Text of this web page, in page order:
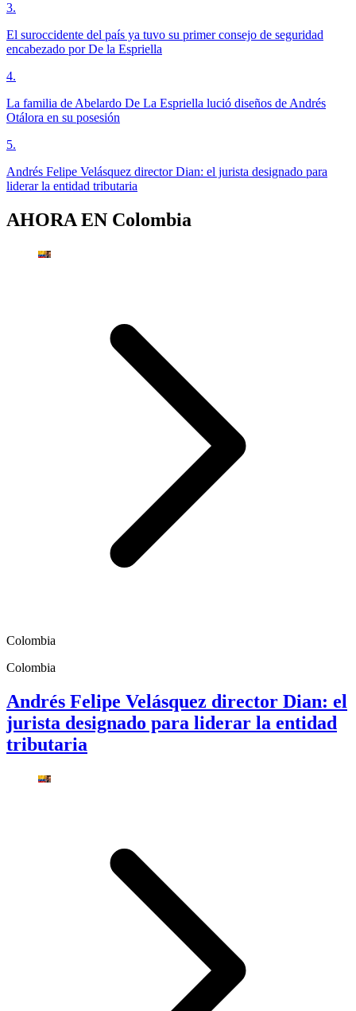
3.
El suroccidente del país ya tuvo su primer consejo de seguridad
encabezado por De la Espriella
4.
La familia de Abelardo De La Espriella lució diseños de Andrés
Otálora en su posesión
5.
Andrés Felipe Velásquez director Dian: el jurista designado para
liderar la entidad tributaria
AHORA EN Colombia
Colombia
Colombia
Andrés Felipe Velásquez director Dian: el
jurista designado para liderar la entidad
tributaria